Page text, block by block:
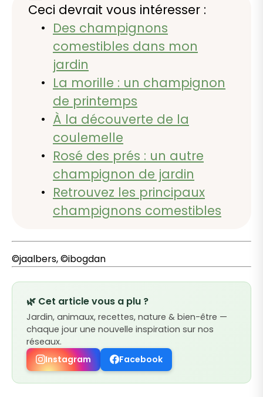
Ceci devrait vous intéresser :
Des champignons
comestibles dans mon
jardin
La morille : un champignon
de printemps
À la découverte de la
coulemelle
Rosé des prés : un autre
champignon de jardin
Retrouvez les principaux
champignons comestibles
©jaalbers, ©ibogdan
🌿 Cet article vous a plu ?
Jardin, animaux, recettes, nature & bien-être —
chaque jour une nouvelle inspiration sur nos
réseaux.
Instagram
Facebook